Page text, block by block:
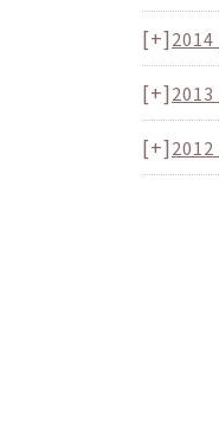
[+]2014
[+]2013
[+]2012